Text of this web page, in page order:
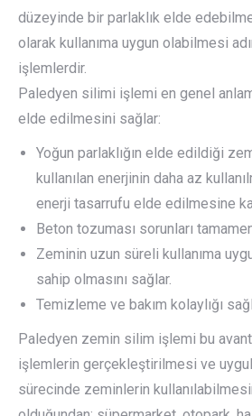
düzeyinde bir parlaklık elde
olarak kullanıma uygun olabilmesi
işlemlerdir.
Paledyen silimi işlemi en genel
elde edilmesini sağlar:
Yoğun parlaklığın elde edildiği
kullanılan enerjinin daha az
enerji tasarrufu elde edilmesine
Beton tozuması sorunları
Zeminin uzun süreli kullanıma
sahip olmasını sağlar.
Temizleme ve bakım kolaylığı
Paledyen zemin silim işlemi bu
işlemlerin gerçekleştirilmesi ve
sürecinde zeminlerin